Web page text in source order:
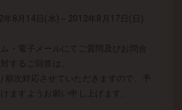
年8月14日(水)～2012年8月17日(日)
・電子メールにてご質問及びお問合
するご回答は、
順次対応させていただきますので、予
ますようお願い申し上げます。